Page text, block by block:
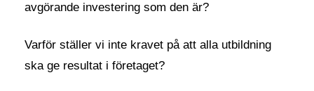
avgörande investering som den är?
Varför ställer vi inte kravet på att alla utbildning
ska ge resultat i företaget?